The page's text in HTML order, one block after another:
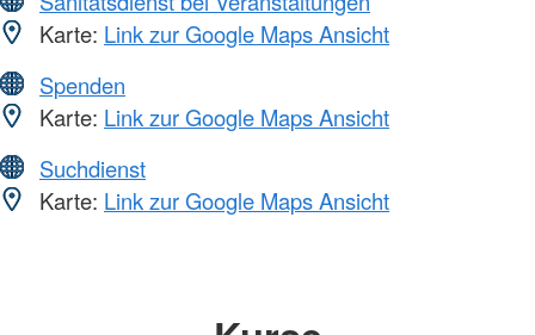
Karte: Link zur Google Maps Ansicht
Spenden
Karte: Link zur Google Maps Ansicht
Suchdienst
Karte: Link zur Google Maps Ansicht